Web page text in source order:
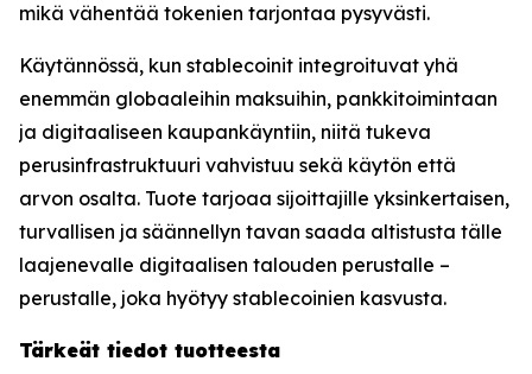
mikä vähentää tokenien tarjontaa pysyvästi.
Käytännössä, kun stablecoinit integroituvat yhä
enemmän globaaleihin maksuihin, pankkitoimintaan
ja digitaaliseen kaupankäyntiin, niitä tukeva
perusinfrastruktuuri vahvistuu sekä käytön että
arvon osalta. Tuote tarjoaa sijoittajille yksinkertaisen,
turvallisen ja säännellyn tavan saada altistusta tälle
laajenevalle digitaalisen talouden perustalle –
perustalle, joka hyötyy stablecoinien kasvusta.
Tärkeät tiedot tuotteesta